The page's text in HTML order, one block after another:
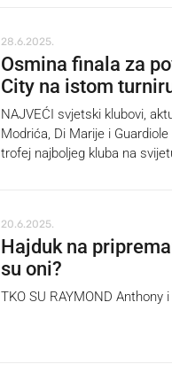
28.6.2025.
Osmina finala za
City na istom
NAJVEĆI svjetski klubovi,
Modrića, Di Marije i
trofej najboljeg kluba na
20.6.2025.
Hajduk na
su oni?
TKO SU RAYMOND